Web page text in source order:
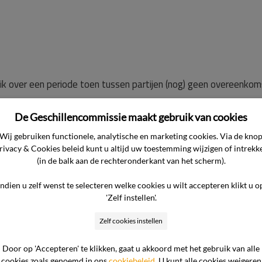
over een periode toen tussen partijen (nog) geen
onrechte € 289,– (in werkelijkheid € 281,87) vordert voor
niet aantonen.
huis heeft gehuurd met ingang van 11 maart 2024. Toen
huis verhuisd en heeft met ingang van die datum met een
over de periode 11 tot 30 maart 2024.
De Geschillencommissie maakt gebruik van cookies
Wij gebruiken functionele, analytische en marketing cookies. Via de knop
& Cookies beleid kunt u altijd uw toestemming wijzigen of
(in de balk aan de rechteronderkant van het scherm).
u zelf wenst te selecteren welke cookies u wilt accepteren klikt u
'Zelf instellen'.
Zelf cookies instellen
Door op 'Accepteren' te klikken, gaat u akkoord met het gebruik van alle